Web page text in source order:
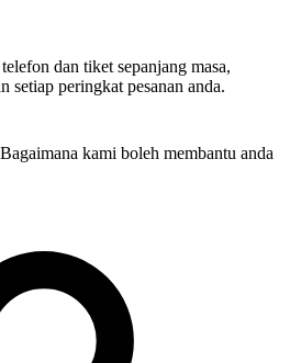
dan tiket sepanjang masa,
setiap peringkat pesanan anda.
kami boleh membantu anda